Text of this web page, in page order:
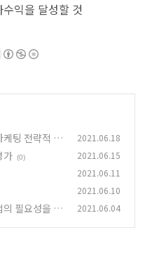
익을 달성할 것
팅 전략적 결
2021.06.18
가 (0) 2021.06.15
2021.06.11
2021.06.10
필요성을 절
2021.06.04